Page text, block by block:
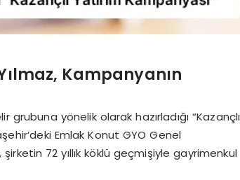
Kampanyanın
yönelik olarak hazırladığı “Kazançlı
Emlak Konut GYO Genel
72 yıllık köklü geçmişiyle gayrimenkul